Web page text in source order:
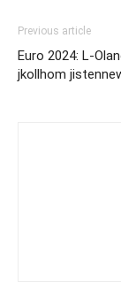
Previous article
Euro 2024: L-
jkollhom